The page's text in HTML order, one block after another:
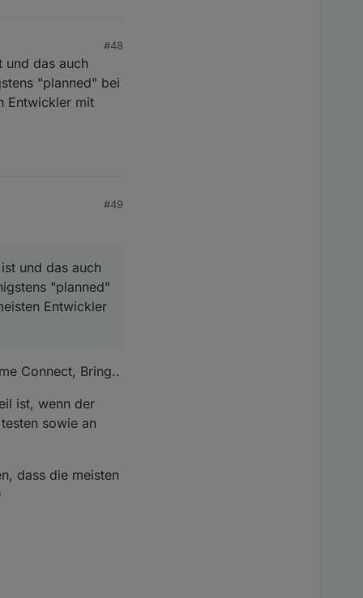
#48
und das auch
"planned" bei
Entwickler mit
#49
und das auch
"planned"
Entwickler
Connect, Bring..
ist, wenn der
sowie an
dass die meisten